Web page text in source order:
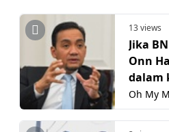
13 views
Jika
Onn
dalam
Oh My